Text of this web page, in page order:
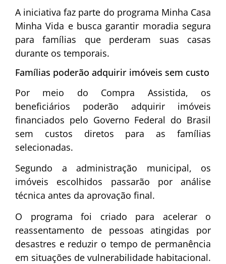
A iniciativa faz parte do programa Minha Casa
Minha Vida e busca garantir moradia segura
para famílias que perderam suas casas
durante os temporais.
Famílias poderão adquirir imóveis sem custo
Por meio do Compra Assistida, os
beneficiários poderão adquirir imóveis
financiados pelo Governo Federal do Brasil
sem custos diretos para as famílias
selecionadas.
Segundo a administração municipal, os
imóveis escolhidos passarão por análise
técnica antes da aprovação final.
O programa foi criado para acelerar o
reassentamento de pessoas atingidas por
desastres e reduzir o tempo de permanência
em situações de vulnerabilidade habitacional.